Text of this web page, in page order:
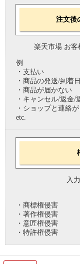
注文後
楽天市場 お客
例
・支払い
・商品の発送/到着
・商品が届かない
・キャンセル/返金/
・ショップと連絡
etc.
入
・商標権侵害
・著作権侵害
・意匠権侵害
・特許権侵害